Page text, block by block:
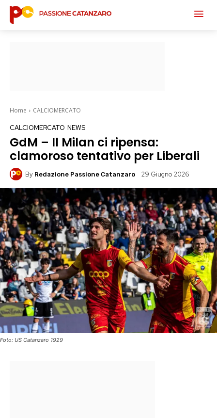
Home CALCIOMERCATO
CALCIOMERCATO NEWS
GdM – Il Milan ci ripensa:
clamoroso tentativo per Liberali
By Redazione Passione Catanzaro 29 Giugno 2026
Foto: US Catanzaro 1929